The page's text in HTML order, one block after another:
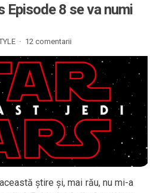
Episode 8 se va numi
· 12 comentarii
știre și, mai rău, nu mi-a